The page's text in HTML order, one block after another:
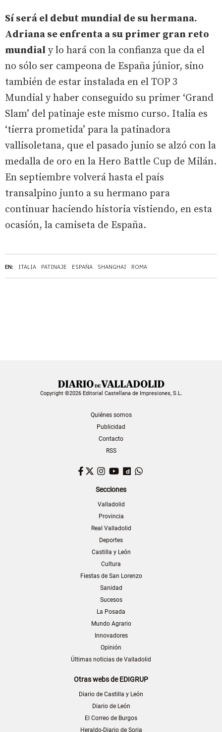
EN: ITALIA PATINAJE ESPAÑA SHANGHAI ROMA
Sí será el debut mundial de su hermana.
Adriana se enfrenta a su primer gran reto
mundial y lo hará con la confianza que da el
no sólo ser campeona de España júnior, sino
también de estar instalada en el TOP 3
Mundial y haber conseguido su primer ‘Grand
Slam’ del patinaje este mismo curso. Italia es
‘tierra prometida’ para la patinadora
vallisoletana, que el pasado junio se alzó con la
medalla de oro en la Hero Battle Cup de Milán.
En septiembre volverá hasta el país
transalpino junto a su hermano para
continuar haciendo historia vistiendo, en esta
ocasión, la camiseta de España.
Copyright ©2026 Editorial Castellana de Impresiones, S.L.
Quiénes somos
Publicidad
Contacto
RSS
Facebook
TwitterInstagram
YouTubeDailymotion
Secciones
Valladolid
Provincia
Real Valladolid
Deportes
Castilla y León
Cultura
Fiestas de San Lorenzo
Sanidad
Sucesos
La Posada
Mundo Agrario
Innovadores
Opinión
Últimas noticias de Valladolid
Otras webs de EDIGRUP
Diario de Castilla y León
Diario de León
El Correo de Burgos
Heraldo-Diario de Soria